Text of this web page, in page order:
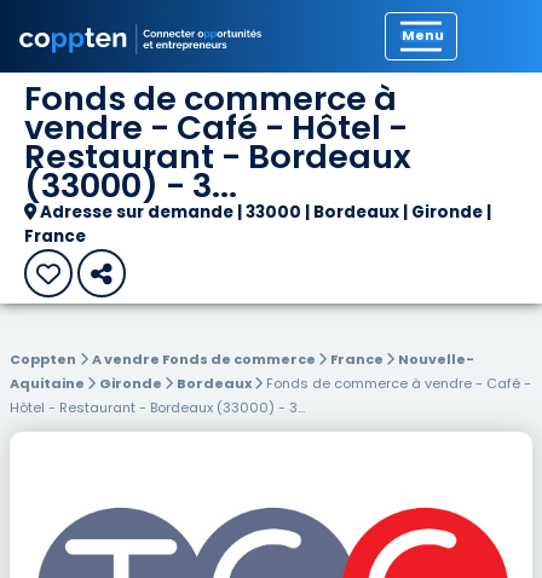
Fonds de commerce à
vendre - Café - Hôtel -
Restaurant - Bordeaux
(33000) - 3...
Adresse sur demande | 33000 | Bordeaux | Gironde |
France
Coppten A vendre Fonds de commerce France
Nouvelle-
Aquitaine
Gironde Bordeaux
Fonds de commerce à vendre - Café -
Hôtel - Restaurant - Bordeaux (33000) - 3...